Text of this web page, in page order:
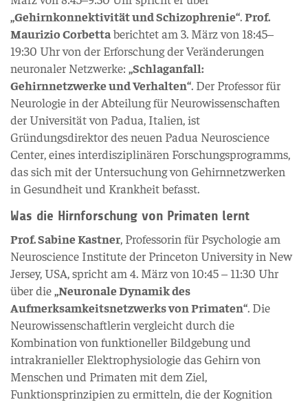
„Gehirnkonnektivität und Schizophrenie“.Prof.
Maurizio Corbettaberichtet am 3. März von 18:45–
19:30 Uhr von der Erforschung der Veränderungen
neuronaler Netzwerke: „Schlaganfall:
Gehirnnetzwerke und Verhalten“. Der Professor für
Neurologie in der Abteilung für Neurowissenschaften
der Universität von Padua, Italien, ist
Gründungsdirektor des neuen Padua Neuroscience
Center, eines interdisziplinären Forschungsprogramms,
das sich mit der Untersuchung von Gehirnnetzwerken
in Gesundheit und Krankheit befasst.
Was die Hirnforschung von Primaten lernt
Prof. Sabine Kastner, Professorin für Psychologie am
Neuroscience Institute der Princeton University in New
Jersey, USA, spricht am 4. März von 10:45 – 11:30 Uhr
über die„Neuronale Dynamik des
Aufmerksamkeitsnetzwerks von Primaten“. Die
Neurowissenschaftlerin vergleicht durch die
Kombination von funktioneller Bildgebung und
intrakranieller Elektrophysiologie das Gehirn von
Menschen und Primaten mit dem Ziel,
Funktionsprinzipien zu ermitteln, die der Kognition